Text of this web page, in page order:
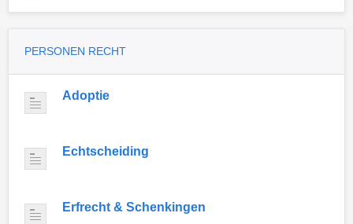
PERSONEN RECHT
Adoptie
Echtscheiding
Erfrecht & Schenkingen